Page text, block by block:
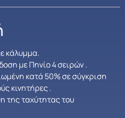
κάλυμμα.
με Πηνίο 4 σειρών .
κατά 50% σε σύγκριση
κινητήρες .
της ταχύτητας του